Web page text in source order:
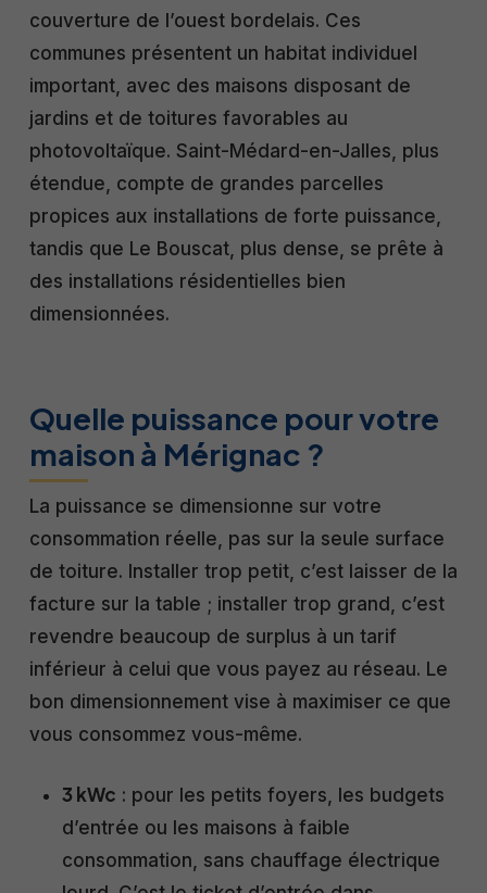
couverture de l’ouest bordelais. Ces
communes présentent un habitat individuel
important, avec des maisons disposant de
jardins et de toitures favorables au
photovoltaïque. Saint-Médard-en-Jalles, plus
étendue, compte de grandes parcelles
propices aux installations de forte puissance,
tandis que Le Bouscat, plus dense, se prête à
des installations résidentielles bien
dimensionnées.
Quelle puissance pour votre
maison à Mérignac ?
La puissance se dimensionne sur votre
consommation réelle, pas sur la seule surface
de toiture. Installer trop petit, c’est laisser de la
facture sur la table ; installer trop grand, c’est
revendre beaucoup de surplus à un tarif
inférieur à celui que vous payez au réseau. Le
bon dimensionnement vise à maximiser ce que
vous consommez vous-même.
3 kWc : pour les petits foyers, les budgets
d’entrée ou les maisons à faible
consommation, sans chauffage électrique